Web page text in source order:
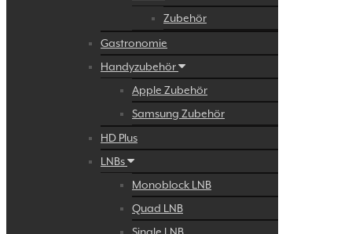
Zubehör
Gastronomie
Handyzubehör
Apple Zubehör
Samsung Zubehör
HD Plus
LNBs
Monoblock LNB
Quad LNB